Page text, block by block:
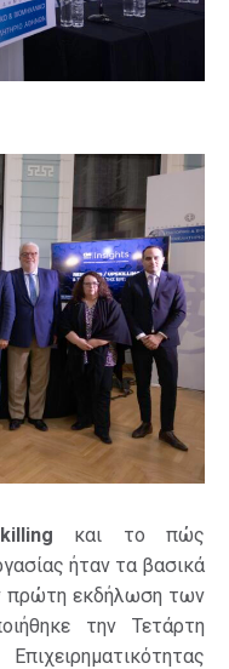
και το πώς
ήταν τα βασικά
πρώτη εκδήλωση των
την Τετάρτη